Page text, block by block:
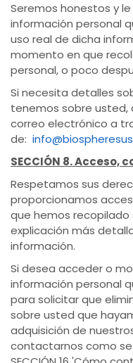
Seremos honestos y
información personal
uso real de dicha
momento en que
personal, o poco
Si necesita detalles
tenemos sobre usted,
correo electrónico a
de:
SECCIÓN 8. Acceso,
Respetamos sus
proporcionamos
que hemos
explicación más
información.
Si desea acceder o
información personal
para solicitar que
sobre usted que
adquisición de
contactarnos como